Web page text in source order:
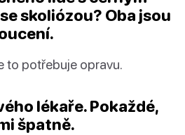
skoliózou? Oba jsou
to potřebuje opravu.
lékaře. Pokaždé,
špatně.